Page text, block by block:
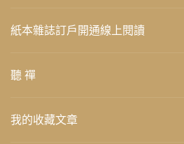
紙本雜誌訂戶開通線上閱讀
聽 禪
我的收藏文章